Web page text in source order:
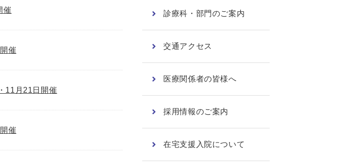
催
催
11月21日開催
催
診療科・部門のご案内
交通アクセス
医療関係者の皆様へ
採用情報のご案内
在宅支援入院について